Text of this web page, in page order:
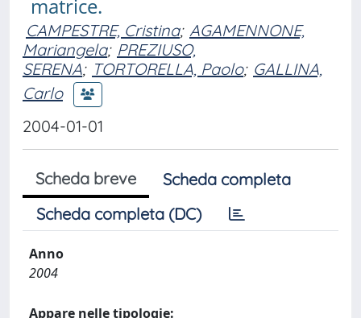
matrice.
CAMPESTRE, Cristina; AGAMENNONE,
Mariangela; PREZIUSO,
SERENA; TORTORELLA, Paolo; GALLINA,
Carlo
2004-01-01
Scheda breve
Scheda completa
Scheda completa (DC)
Anno
2004
Appare nelle tipologie: